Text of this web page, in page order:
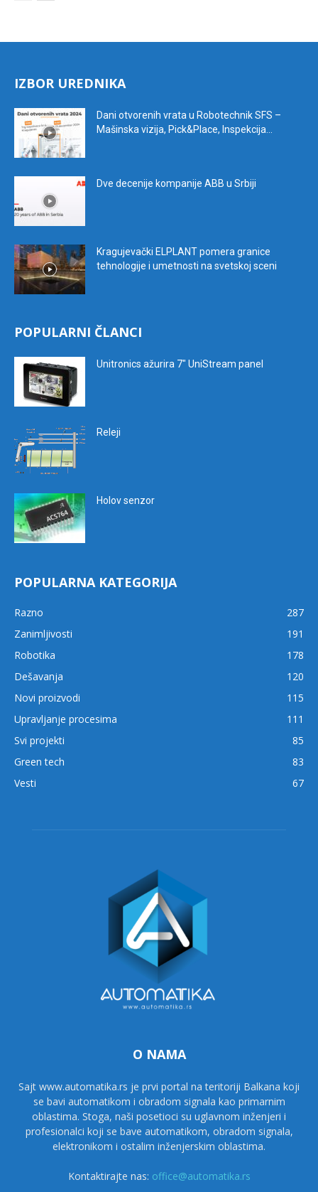
IZBOR UREDNIKA
Dani otvorenih vrata u Robotechnik SFS –
Mašinska vizija, Pick&Place, Inspekcija...
Dve decenije kompanije ABB u Srbiji
Kragujevački ELPLANT pomera granice
tehnologije i umetnosti na svetskoj sceni
POPULARNI ČLANCI
Unitronics ažurira 7″ UniStream panel
Releji
Holov senzor
POPULARNA KATEGORIJA
Razno
287
Zanimljivosti
191
Robotika
178
Dešavanja
120
Novi proizvodi
115
Upravljanje procesima
111
Svi projekti
85
Green tech
83
Vesti
67
O NAMA
Sajt www.automatika.rs je prvi portal na teritoriji Balkana koji
se bavi automatikom i obradom signala kao primarnim
oblastima. Stoga, naši posetioci su uglavnom inženjeri i
profesionalci koji se bave automatikom, obradom signala,
elektronikom i ostalim inženjerskim oblastima.
Kontaktirajte nas: office@automatika.rs